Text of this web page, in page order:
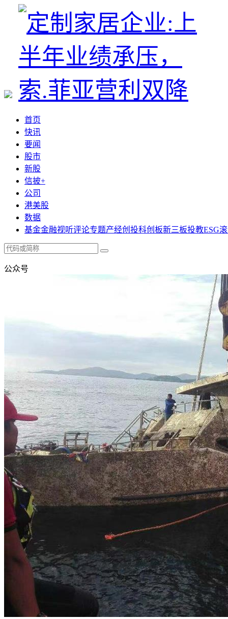
首页
快讯
要闻
股市
新股
信披+
公司
港美股
数据
基金金融视听评论专题产经创投科创板新三板投教ESG
公众号